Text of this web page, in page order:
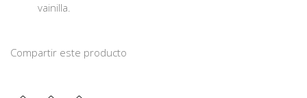
vainilla.
Compartir este producto